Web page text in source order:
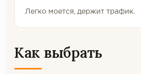
Легко моется, держит трафик.
Как выбрать